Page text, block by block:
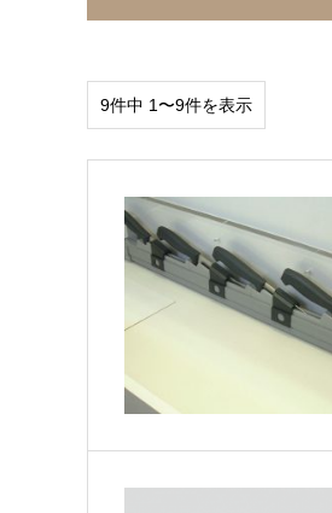
9件中 1〜9件を表示